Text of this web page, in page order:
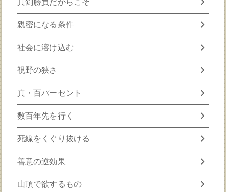
親密になる条件 chevron_right
社会に溶け込む chevron_right
視野の狭さ chevron_right
真・百パーセント chevron_right
数百年先を行く chevron_right
死線をくぐり抜ける chevron_right
善意の逆効果 chevron_right
山頂で欲するもの chevron_right